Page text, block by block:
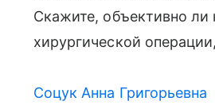
Скажите, объективно ли
хирургической
Соцук Анна Григорьевна